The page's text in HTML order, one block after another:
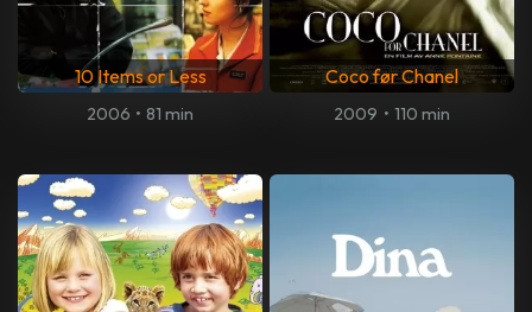
10 Items or Less
2006 • 81 min
Coco før Chanel
2009 • 110 min